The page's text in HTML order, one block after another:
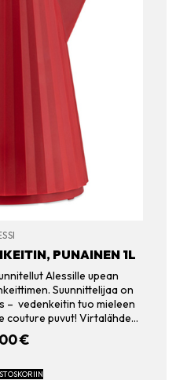
PUNAINEN 1L
Alessille upean
Suunnittelijaa on
– vedenkeitin tuo mieleen
couture puvut! Virtalähde…
€